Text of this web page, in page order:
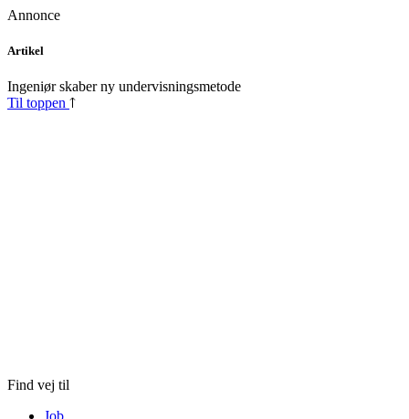
Annonce
Skip
content
Artikel
Ingeniør skaber ny undervisningsmetode
Til toppen
Find vej til